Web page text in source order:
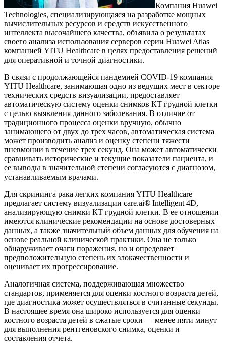
Компания Huawei
Technologies, специализирующаяся на разработке мощных
вычислительных ресурсов и средств искусственного
интеллекта высочайшего качества, объявила о результатах
своего анализа использования серверов серии Huawei Atlas
компанией YITU Healthcare в целях предоставления решений
для оперативной и точной диагностики.
В связи с продолжающейся пандемией COVID-19 компания
YITU Healthcare, занимающая одно из ведущих мест в секторе
технических средств визуализации, предоставляет
автоматическую систему оценки снимков КТ грудной клетки
с целью выявления данного заболевания. В отличие от
традиционного процесса оценки вручную, обычно
занимающего от двух до трех часов, автоматическая система
может производить анализ и оценку степени тяжести
пневмонии в течение трех секунд. Она может автоматически
сравнивать исторические и текущие показатели пациента, и
ее выводы в значительной степени согласуются с диагнозом,
устанавливаемым врачами.
Для скрининга рака легких компания YITU Healthcare
предлагает систему визуализации care.ai® Intelligent 4D,
анализирующую снимки КТ грудной клетки. В ее отношении
имеются клинические рекомендации на основе достоверных
данных, а также значительный объем данных для обучения на
основе реальной клинической практики. Она не только
обнаруживает очаги поражения, но и определяет
предположительную степень их злокачественности и
оценивает их прогрессирование.
Аналогичная система, поддерживающая множество
стандартов, применяется для оценки костного возраста детей,
где диагностика может осуществляться в считанные секунды.
В настоящее время она широко используется для оценки
костного возраста детей в сжатые сроки — менее пяти минут
для выполнения рентгеновского снимка, оценки и
составления отчета.